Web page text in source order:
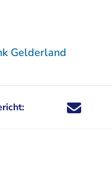
Gelderland
Deel dit
Deel dit
Deel dit
Deel